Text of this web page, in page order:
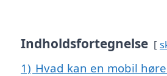
Indholdsfortegnelse
1) Hvad kan en mobil